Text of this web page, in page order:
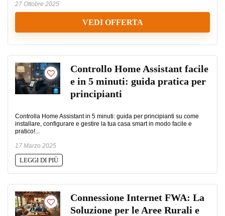
27 Ottobre 2025
VEDI OFFERTA
Controllo Home Assistant facile
e in 5 minuti: guida pratica per
principianti
Controlla Home Assistant in 5 minuti: guida per principianti su come
installare, configurare e gestire la tua casa smart in modo facile e
pratico!...
17 Marzo 2025
LEGGI DI PIÙ
Connessione Internet FWA: La
Soluzione per le Aree Rurali e